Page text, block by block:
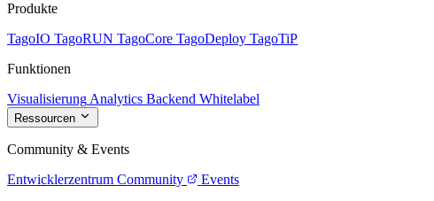
Produkte
TagoIO TagoRUN TagoCore TagoDeploy TagoTiP
Funktionen
Visualisierung Analytics Backend Whitelabel
Ressourcen
Community & Events
Entwicklerzentrum Community
Events